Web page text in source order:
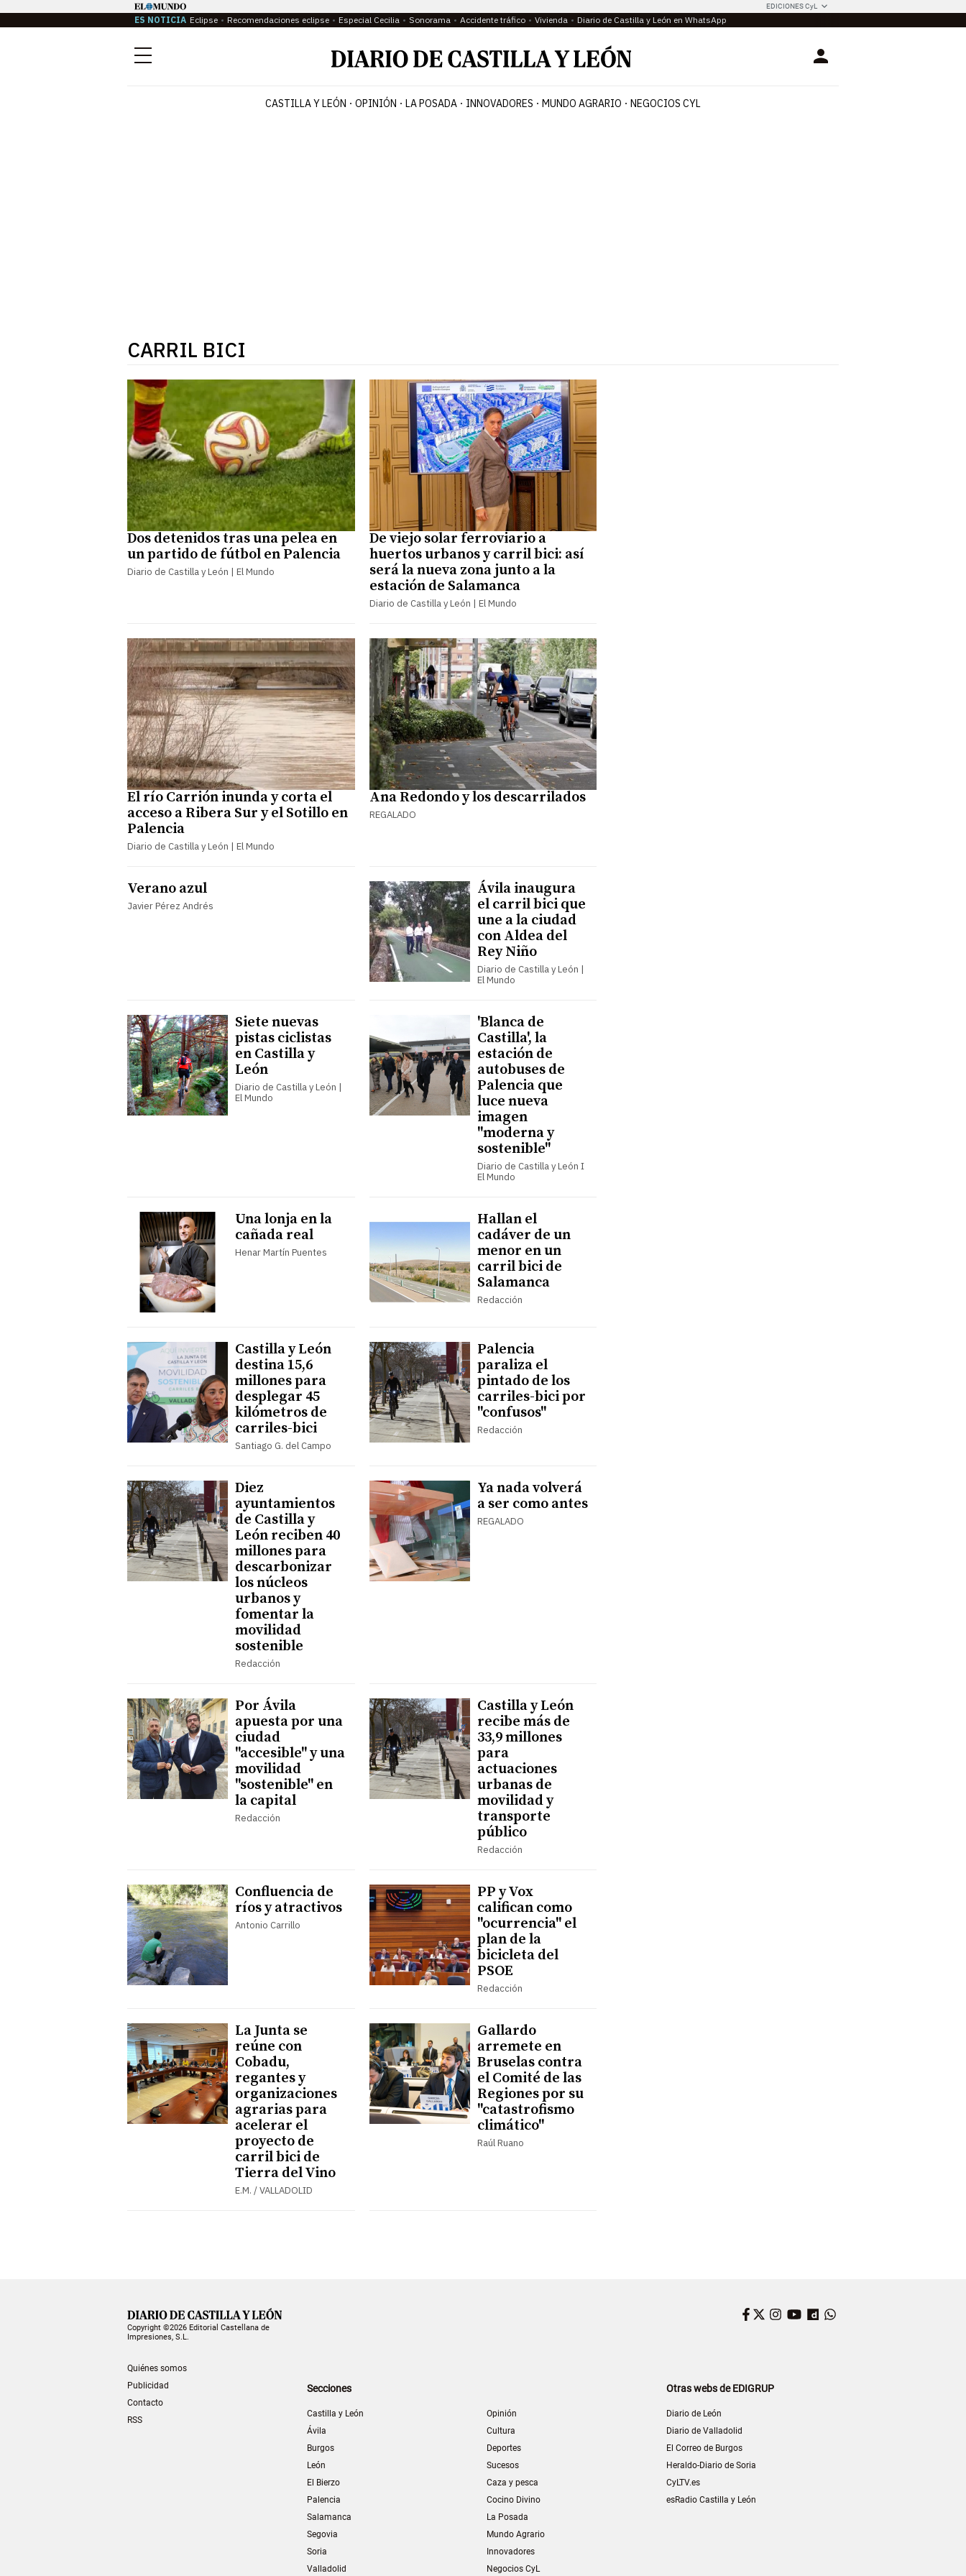
EDICIONES CyL
ES NOTICIA Eclipse Recomendaciones eclipse Especial Cecilia Sonorama Accidente tráfico Vivienda Diario de Castilla y León en WhatsApp
Menú Login
CASTILLA Y LEÓN OPINIÓN LA POSADA INNOVADORES MUNDO AGRARIO NEGOCIOS CYL
CARRIL BICI
Dos detenidos tras una pelea en
un partido de fútbol en Palencia
Diario de Castilla y León | El Mundo
De viejo solar ferroviario a
huertos urbanos y carril bici: así
será la nueva zona junto a la
estación de Salamanca
Diario de Castilla y León | El Mundo
El río Carrión inunda y corta el
acceso a Ribera Sur y el Sotillo en
Palencia
Diario de Castilla y León | El Mundo
Ana Redondo y los descarrilados
REGALADO
Verano azul
Javier Pérez Andrés
Ávila inaugura
el carril bici que
une a la ciudad
con Aldea del
Rey Niño
Diario de Castilla y León |
El Mundo
Siete nuevas
pistas ciclistas
en Castilla y
León
Diario de Castilla y León |
El Mundo
'Blanca de
Castilla', la
estación de
autobuses de
Palencia que
luce nueva
imagen
"moderna y
sostenible"
Diario de Castilla y León I
El Mundo
Una lonja en la
cañada real
Henar Martín Puentes
Hallan el
cadáver de un
menor en un
carril bici de
Salamanca
Redacción
Castilla y León
destina 15,6
millones para
desplegar 45
kilómetros de
carriles-bici
Santiago G. del Campo
Palencia
paraliza el
pintado de los
carriles-bici por
"confusos"
Redacción
Diez
ayuntamientos
de Castilla y
León reciben 40
millones para
descarbonizar
los núcleos
urbanos y
fomentar la
movilidad
sostenible
Redacción
Ya nada volverá
a ser como antes
REGALADO
Por Ávila
apuesta por una
ciudad
"accesible" y una
movilidad
"sostenible" en
la capital
Redacción
Castilla y León
recibe más de
33,9 millones
para
actuaciones
urbanas de
movilidad y
transporte
público
Redacción
Confluencia de
ríos y atractivos
Antonio Carrillo
PP y Vox
califican como
"ocurrencia" el
plan de la
bicicleta del
PSOE
Redacción
La Junta se
reúne con
Cobadu,
regantes y
organizaciones
agrarias para
acelerar el
proyecto de
carril bici de
Tierra del Vino
E.M. / VALLADOLID
Gallardo
arremete en
Bruselas contra
el Comité de las
Regiones por su
"catastrofismo
climático"
Raúl Ruano
Copyright ©2026 Editorial Castellana de
Impresiones, S.L.
Quiénes somos
Publicidad
Contacto
RSS
Facebook
Twitter
Instagram
YouTube
Dailymotion
Secciones
Castilla y León
Ávila
Burgos
León
El Bierzo
Palencia
Salamanca
Segovia
Soria
Valladolid
Opinión
Cultura
Deportes
Sucesos
Caza y pesca
Cocino Divino
La Posada
Mundo Agrario
Innovadores
Negocios CyL
Otras webs de EDIGRUP
Diario de León
Diario de Valladolid
El Correo de Burgos
Heraldo-Diario de Soria
CyLTV.es
esRadio Castilla y León